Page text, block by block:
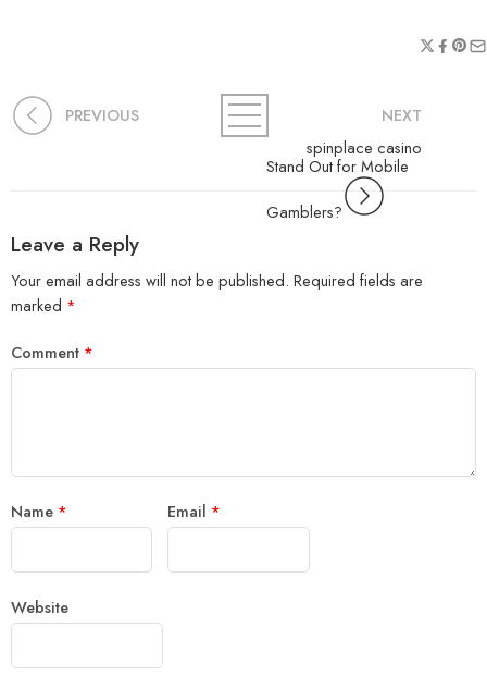
PREVIOUS
NEXT
spinplace casino
Stand Out for Mobile
Gamblers?
Leave a Reply
Your email address will not be published. Required fields are
marked *
Comment *
Name * Email *
Website